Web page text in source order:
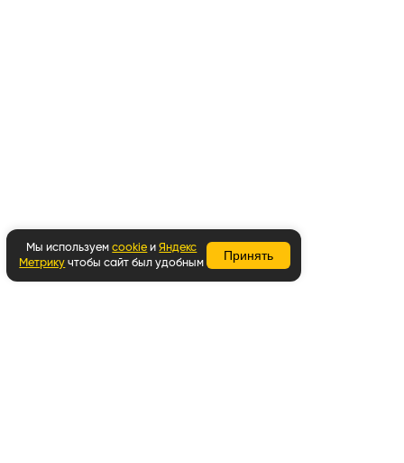
Мы используем cookie и Яндекс
Метрику чтобы сайт был удобным
Принять